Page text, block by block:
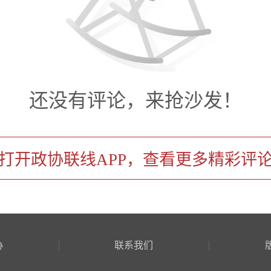
还没有评论，来抢沙发！
开政协联线APP，查看更多精彩评
联系我们